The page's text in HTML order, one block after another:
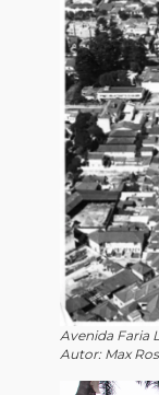
Avenida Faria
Autor: Max